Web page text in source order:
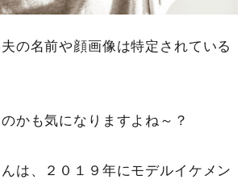
の名前や顔画像は特定されている
かも気になりますよね～？
は、２０１９年にモデルイケメン